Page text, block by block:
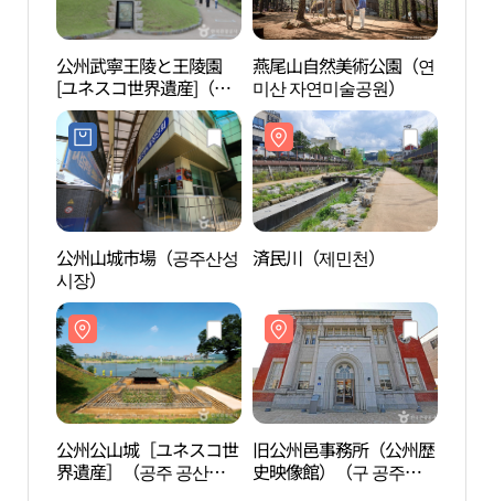
公州武寧王陵と王陵園
[ユネスコ世界遺産]（공
주 무령왕릉과 왕릉원[유
네스코 세계유산]）
燕尾山自然美術公園（연
미산 자연미술공원）
公州山城市場（공주산성
시장）
済民川（제민천）
公州公山城［ユネスコ世
界遺産］（공주 공산성
旧公州邑事務所（公州歴
史映像館）（구 공주읍